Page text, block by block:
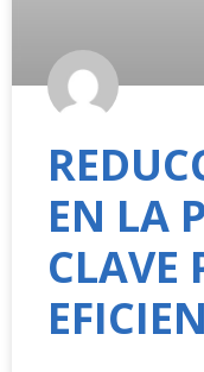
EN LA
CLAVE